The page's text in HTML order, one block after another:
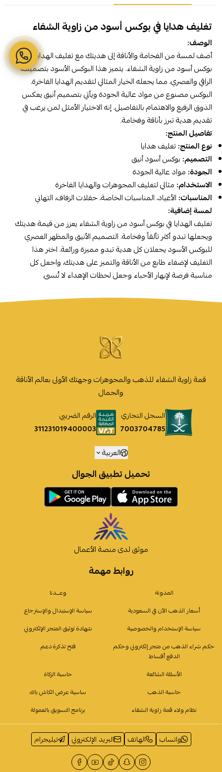
تغليف هدايا في بوكس أسود من زاوية الشفاء
الوصف:
أضف لمسة من الفخامة والأناقة إلى هديتك مع تغليف الهدايا في
بوكس أسود من زاوية الشفاء. يتميز هذا البوكس الأسود بتصميمه
الراقي والعصري، مما يجعله الخيار المثالي لتقديم الهدايا الفاخرة.
البوكس مصنوع من مواد عالية الجودة ويأتي بتصميم أنيق يعكس
الذوق الرفيع والاهتمام بالتفاصيل. إنه الاختيار الأمثل لمن يرغب في
تقديم هدية تبرز بأناقة وفخامة.
تفاصيل المنتج:
نوع المنتج:تغليف هدايا
التصميم: بوكس أسود أنيق
الجودة: مواد عالية الجودة
الاستخدام: مثالي لتغليف المجوهرات والهدايا الفاخرة
المناسبات: الأعياد، المناسبات الخاصة، حفلات الزفاف، التهاني
لمسة إضافية:
تغليف الهدايا في بوكس أسود من زاوية الشفاء يعزز من قيمة هديتك
ويجعلها تبدو أكثر تألقاً وفخامة. التصميم الأنيق والمظهر العصري
للبوكس الأسود يجعلان كل هدية تبدو مميزة ورائعة. اختر هذا
التغليف لإضفاء طابع من الأناقة والتميز على هديتك، واجعل كل
مناسبة فرصة لإبهار الأحباء وجعل لحظات الإهداء لا تُنسى.
روابط مهمة
المدونة
وعـــدنا
أسعار الذهب الآن في السعودية
سياسة الإستبدال والإسترجاع
سياسة الإستخدام والخصوصية
شهادة توثيق المتجر الإلكتروني
حكم شراء الذهب من متجر إلكتروني وحكم
الدفع أقساط
فتح تذكرة دعم
الأسئلة الشائعة
حاسبة الزكاة
حاسبة الذهب
ساسية عرض الكاش باك
نظام ولاء قمة زاوية الشفاء
برنامج التسويق بالعمولة
قمة زاوية الشفاء للذهب والمجوهرات وجهتك الأولى بعالم الأناقة
والجمال
السجل التجاري
7003704785
الرقم الضريبي
311231019400003
العربية
تحميل تطبيق الجوال
موثق لدى منصة الأعمال
واتساب الهاتف البريد الإلكتروني تيليجرام